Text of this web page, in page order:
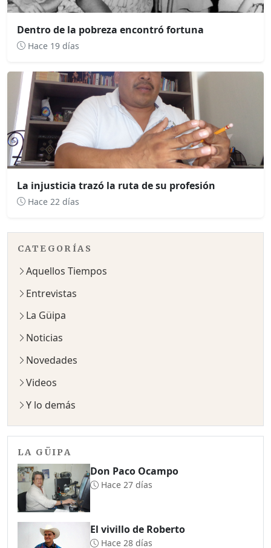
Dentro de la pobreza encontró fortuna
Hace 19 días
La injusticia trazó la ruta de su profesión
Hace 22 días
CATEGORÍAS
Aquellos Tiempos
Entrevistas
La Güipa
Noticias
Novedades
Videos
Y lo demás
LA GÜIPA
Don Paco Ocampo
Hace 27 días
El vivillo de Roberto
Hace 28 días